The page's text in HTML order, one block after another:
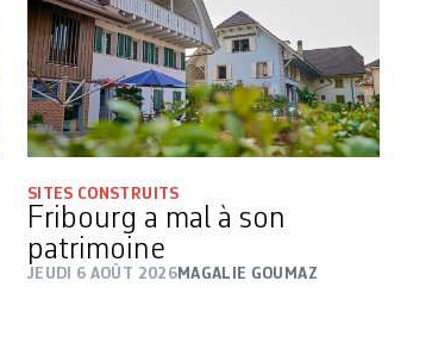
SITES CONSTRUITS
Fribourg a mal à son
patrimoine
JEUDI 6 AOÛT 2026MAGALIE GOUMAZ